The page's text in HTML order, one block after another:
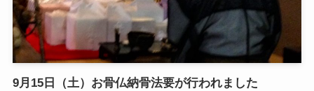
9月15日（土）お骨仏納骨法要が行われました